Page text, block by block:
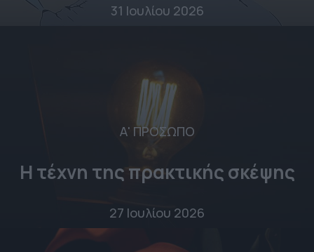
31 Ιουλίου 2026
Α' ΠΡΟΣΩΠΟ
Η τέχνη της πρακτικής σκέψης
27 Ιουλίου 2026